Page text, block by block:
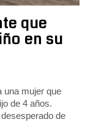
que
en su
una mujer que
de 4 años.
de